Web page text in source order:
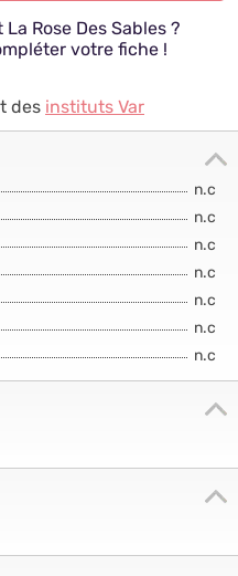
Rose Des Sables ?
votre fiche !
des instituts Var
n.c
n.c
n.c
n.c
n.c
n.c
n.c